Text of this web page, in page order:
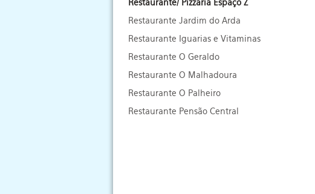
Restaurante/ Pizzaria Espaço Z
Restaurante Jardim do Arda
Restaurante Iguarias e Vitaminas
Restaurante O Geraldo
Restaurante O Malhadoura
Restaurante O Palheiro
Restaurante Pensão Central